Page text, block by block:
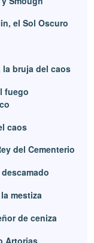
el Sol Oscuro
la bruja del caos
fuego
caos
del Cementerio
mestiza
de ceniza
Artorias